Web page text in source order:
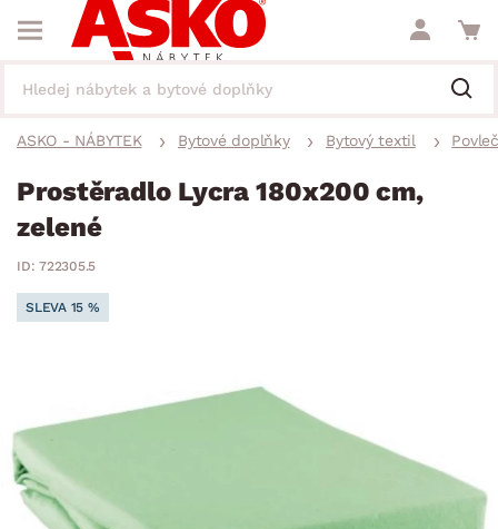
ASKO - NÁBYTEK Bytové doplňky Bytový textil
Prostěradlo Lycra 180x200 cm,
zelené
ID: 722305.5
SLEVA 15 %